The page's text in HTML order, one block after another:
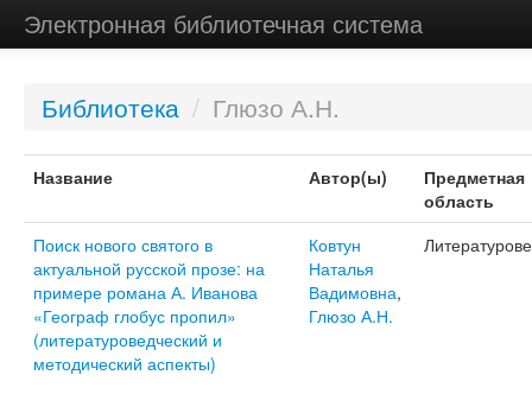
Электронная библиотечная система
Библиотека / Глюзо А.Н.
Название Автор(ы)
Предметная
область
Поиск нового святого в
актуальной русской прозе: на
примере романа А. Иванова
«Географ глобус пропил»
(литературоведческий и
методический аспекты)
Ковтун
Наталья
Вадимовна,
Глюзо А.Н.